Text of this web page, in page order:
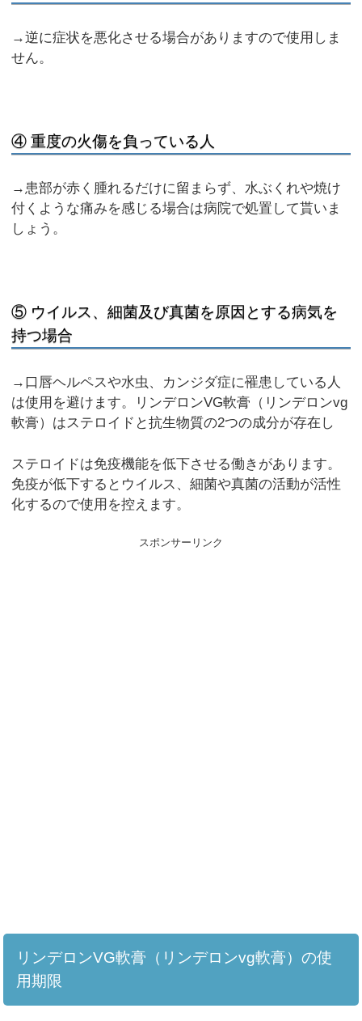
→逆に症状を悪化させる場合がありますので使用しま
せん。
④ 重度の火傷を負っている人
→患部が赤く腫れるだけに留まらず、水ぶくれや焼け
付くような痛みを感じる場合は病院で処置して貰いま
しょう。
⑤ ウイルス、細菌及び真菌を原因とする病気を
持つ場合
→口唇ヘルペスや水虫、カンジダ症に罹患している人
は使用を避けます。リンデロンVG軟膏（リンデロンvg
軟膏）はステロイドと抗生物質の2つの成分が存在し
ステロイドは免疫機能を低下させる働きがあります。
免疫が低下するとウイルス、細菌や真菌の活動が活性
化するので使用を控えます。
スポンサーリンク
リンデロンVG軟膏（リンデロンvg軟膏）の使
用期限